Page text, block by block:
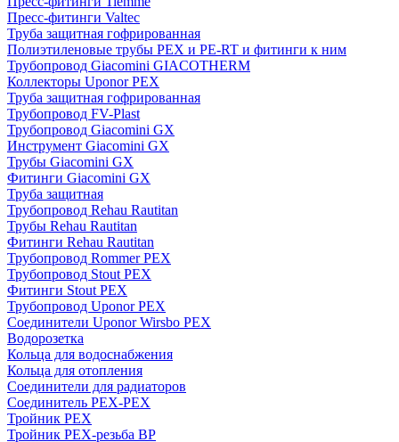
Пресс-фитинги Valtec
Труба защитная гофрированная
Полиэтиленовые трубы PEX и PE-RT и фитинги к ним
Трубопровод Giacomini GIACOTHERM
Коллекторы Uponor PEX
Труба защитная гофрированная
Трубопровод FV-Plast
Трубопровод Giacomini GX
Инструмент Giacomini GX
Трубы Giacomini GX
Фитинги Giacomini GX
Труба защитная
Трубопровод Rehau Rautitan
Трубы Rehau Rautitan
Фитинги Rehau Rautitan
Трубопровод Rommer PEX
Трубопровод Stout PEX
Фитинги Stout PEX
Трубопровод Uponor PEX
Соединители Uponor Wirsbo PEX
Водорозетка
Кольца для водоснабжения
Кольца для отопления
Соединители для радиаторов
Соединитель PEX-PEX
Тройник PEX
Тройник PEX-резьба ВР